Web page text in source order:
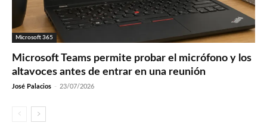
Microsoft 365
Microsoft Teams permite probar el micrófono y los
altavoces antes de entrar en una reunión
José Palacios - 23/07/2026